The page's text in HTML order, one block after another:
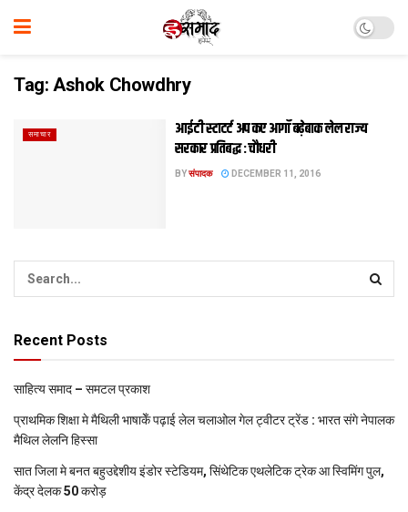
Tag: Ashok Chowdhry
समाचार
आईटी स्टाटर्ट अप कए आगाँ बढ़ेबाक लेल राज्य
सरकार प्रतिबद्ध : चौधरी
BYसंपादक DECEMBER 11, 2016
Recent Posts
साहित्य समाद – समटल प्रकाश
प्राथमिक शि‍क्षा मे मैथि‍ली भाषाकेँ पढ़ाई लेल चलाओल गेल ट्वीटर ट्रेंड : भारत संगे नेपालक
मैथिल लेलनि हिस्सा
सात जिला मे बनत बहुउद्देशीय इंडोर स्‍टेडि‍यम, सिंथेटिक एथलेटिक ट्रेक आ स्विमिंग पुल,
केंद्र देलक 50 करोड़